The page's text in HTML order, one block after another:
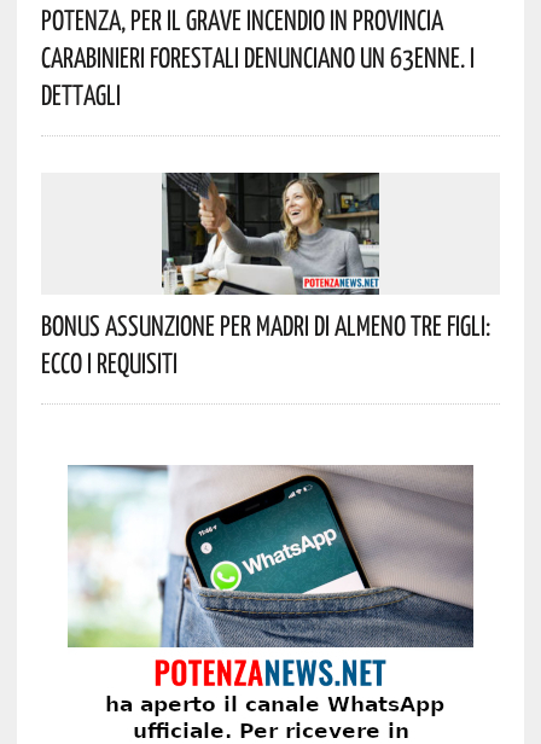
Potenza, Per Il Grave Incendio In Provincia
Carabinieri Forestali Denunciano Un 63enne. I
Dettagli
Bonus Assunzione Per Madri Di Almeno Tre Figli:
Ecco I Requisiti